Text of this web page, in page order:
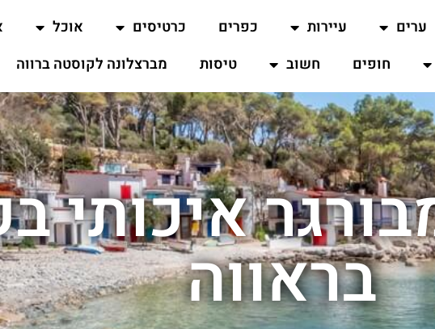
ערים עיירות כפרים כרטיסים אוכל
חופים חשוב טיסות מברצלונה לקוסטה ברווה
איכותי
בראווה